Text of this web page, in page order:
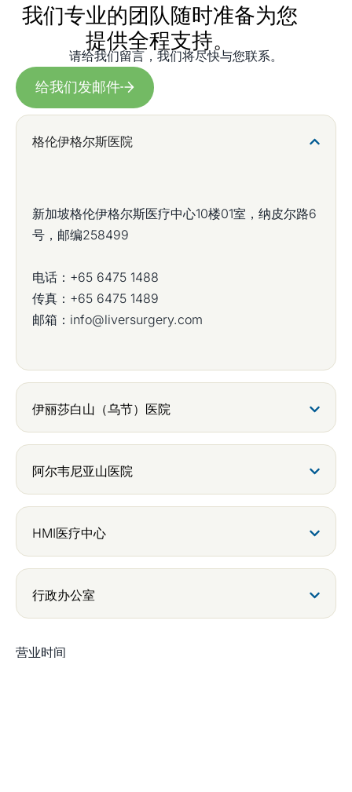
我们专业的团队随时准备为您
提供全程支持。
请给我们留言，我们将尽快与您联系。
给我们发邮件
格伦伊格尔斯医院
新加坡格伦伊格尔斯医疗中心10楼01室，纳皮尔路6
号，邮编258499
电话： +65 6475 1488
传真：+65 6475 1489
邮箱： info@liversurgery.com
伊丽莎白山（乌节）医院
阿尔韦尼亚山医院
HMI医疗中心
行政办公室
营业时间